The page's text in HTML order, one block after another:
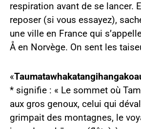
respiration avant de se lancer.
reposer (si vous essayez),
une ville en France qui
Å en Norvège. On sent les
«
* signifie : « Le sommet où
aux gros genoux, celui qui
grimpait des montagnes, le